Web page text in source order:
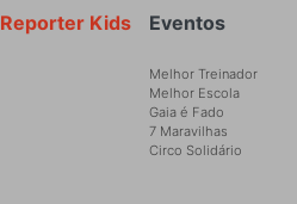
Eventos
Melhor Treinador
Melhor Escola
Gaia é Fado
7 Maravilhas
Circo Solidário
Reporter Kids